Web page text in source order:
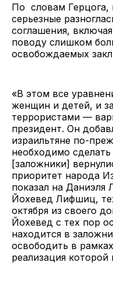
По словам Герцога,
серьезные
соглашения,
поводу слишком
освобождаемых
«В этом все
женщин и детей, и
террористами —
президент. Он
израильтяне по-
необходимо
[заложники]
приоритет народа
показал на
Йохевед Лифшиц,
октября из своего
Йохевед с тех пор
находится в
освободить в
реализация которой